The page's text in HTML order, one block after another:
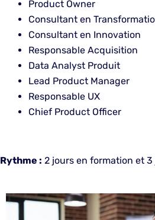
Product Owner
Consultant en
Consultant en Innovation
Responsable Acquisition
Data Analyst Produit
Lead Product Manager
Responsable UX
Chief Product Officer
Rythme : 2 jours en formation et